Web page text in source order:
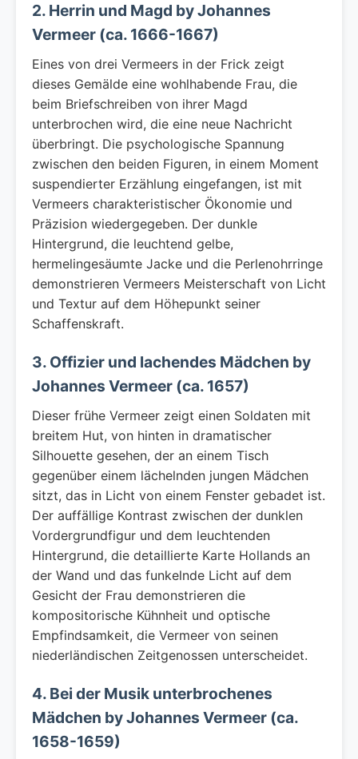
2. Herrin und Magd by Johannes
Vermeer (ca. 1666-1667)
Eines von drei Vermeers in der Frick zeigt
dieses Gemälde eine wohlhabende Frau, die
beim Briefschreiben von ihrer Magd
unterbrochen wird, die eine neue Nachricht
überbringt. Die psychologische Spannung
zwischen den beiden Figuren, in einem Moment
suspendierter Erzählung eingefangen, ist mit
Vermeers charakteristischer Ökonomie und
Präzision wiedergegeben. Der dunkle
Hintergrund, die leuchtend gelbe,
hermelingesäumte Jacke und die Perlenohrringe
demonstrieren Vermeers Meisterschaft von Licht
und Textur auf dem Höhepunkt seiner
Schaffenskraft.
3. Offizier und lachendes Mädchen by
Johannes Vermeer (ca. 1657)
Dieser frühe Vermeer zeigt einen Soldaten mit
breitem Hut, von hinten in dramatischer
Silhouette gesehen, der an einem Tisch
gegenüber einem lächelnden jungen Mädchen
sitzt, das in Licht von einem Fenster gebadet ist.
Der auffällige Kontrast zwischen der dunklen
Vordergrundfigur und dem leuchtenden
Hintergrund, die detaillierte Karte Hollands an
der Wand und das funkelnde Licht auf dem
Gesicht der Frau demonstrieren die
kompositorische Kühnheit und optische
Empfindsamkeit, die Vermeer von seinen
niederländischen Zeitgenossen unterscheidet.
4. Bei der Musik unterbrochenes
Mädchen by Johannes Vermeer (ca.
1658-1659)